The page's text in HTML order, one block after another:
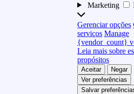
Marketing
Gerenciar opções
serviços Manage
{vendor_count}
Leia mais sobre
propósitos
Aceitar
Negar
Ver preferências
Salvar